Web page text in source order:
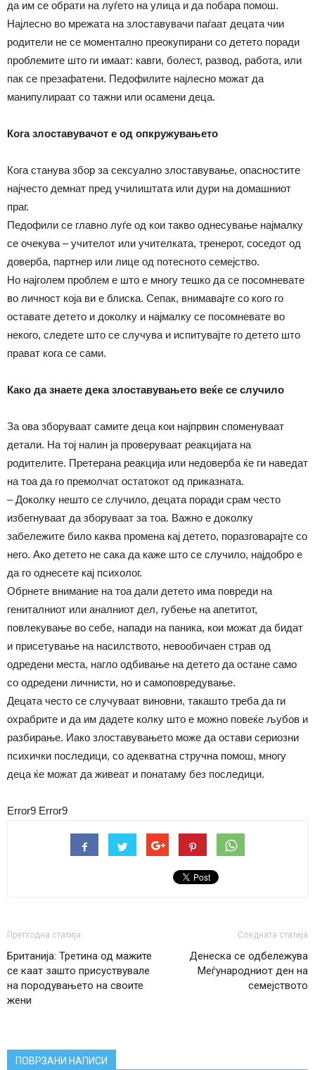
да им се обрати на луѓето на улица и да побара помош.
Најлесно во мрежата на злоставувачи паѓаат децата чии
родители не се моментално преокупирани со детето поради
проблемите што ги имаат: кавги, болест, развод, работа, или
пак се презафатени. Педофилите најлесно можат да
манипулираат со тажни или осамени деца.
Кога злоставувачот е од опкружувањето
Кога станува збор за сексуално злоставување, опасностите
најчесто демнат пред училиштата или дури на домашниот
праг.
Педофили се главно луѓе од кои такво однесување најмалку
се очекува – учителот или учителката, тренерот, соседот од
доверба, партнер или лице од потесното семејство.
Но најголем проблем е што е многу тешко да се посомневате
во личност која ви е блиска. Сепак, внимавајте со кого го
оставате детето и доколку и најмалку се посомневате во
некого, следете што се случува и испитувајте го детето што
прават кога се сами.
Како да знаете дека злоставувањето веќе се случило
За ова зборуваат самите деца кои најпрвин споменуваат
детали. На тој налин ја проверуваат реакцијата на
родителите. Претерана реакција или недоверба ќе ги наведат
на тоа да го премолчат остатокот од приказната.
– Доколку нешто се случило, децата поради срам често
избегнуваат да зборуваат за тоа. Важно е доколку
забележите било каква промена кај детето, поразговарајте со
него. Ако детето не сака да каже што се случило, најдобро е
да го однесете кај психолог.
Обрнете внимание на тоа дали детето има повреди на
гениталниот или аналниот дел, губење на апетитот,
повлекување во себе, напади на паника, кои можат да бидат
и присетување на насилството, невообичаен страв од
одредени места, нагло одбивање на детето да остане само
со одредени личнисти, но и самоповредување.
Децата често се случуваат виновни, такашто треба да ги
охрабрите и да им дадете колку што е можно повеќе љубов и
разбирање. Иако злоставувањето може да остави сериозни
психички последици, со адекватна стручна помош, многу
деца ќе можат да живеат и понатаму без последици.
Error9 Error9
Претходна статија
Британија: Третина од мажите
се каат зашто присуствувале
на породувањето на своите
жени
Следната статија
Денеска се одбележува
Меѓународниот ден на
семејството
ПОВРЗАНИ НАПИСИ